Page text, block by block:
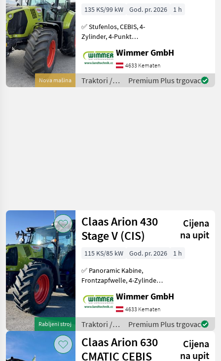
Nova mašina
135 KS/99 kW God. pr. 2026
1 h
✅ Stufenlos, CEBIS, 4-
Zylinder, 4-Punkt
neue Claas Arion 550
CMATIC CBIS Traktor mit
stufenlosem Getriebe ist
die perfekte Wahl für alle, di
Wimmer GmbH
4633 Kematen
Traktori /
Claas
Premium Plus trgovac
Rabljeni stroj
Claas Arion 430
Stage V (CIS)
Cijena
na upit
115 KS/85 kW God. pr. 2026
1 h
✅ Panoramic Kabine,
Frontzapfwelle, 4-Zylinder
430 Traktor bietet eine
hervorragende
Kombination aus
fortschrittlicher Technik
und herau
Wimmer GmbH
4633 Kematen
Traktori /
Claas
Premium Plus trgovac
Claas Arion 630
CMATIC CEBIS
Cijena
na upit